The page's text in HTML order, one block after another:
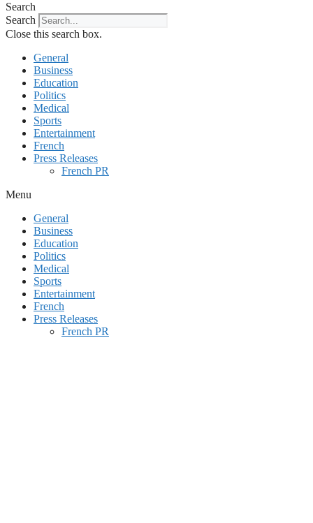
Search
Search
Close this search box.
General
Business
Education
Politics
Medical
Sports
Entertainment
French
Press Releases
French PR
Menu
General
Business
Education
Politics
Medical
Sports
Entertainment
French
Press Releases
French PR